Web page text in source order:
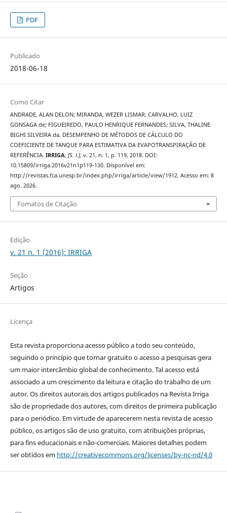
PDF
Publicado
2018-06-18
Como Citar
ANDRADE, ALAN DELON; MIRANDA, WEZER LISMAR; CARVALHO, LUIZ
GONSAGA de; FIGUEIREDO, PAULO HENRIQUE FERNANDES; SILVA, THALINE
BIGHI SILVEIRA da. DESEMPENHO DE MÉTODOS DE CÁLCULO DO
COEFICIENTE DE TANQUE PARA ESTIMATIVA DA EVAPOTRANSPIRAÇÃO DE
REFERÊNCIA. IRRIGA, [S. l.], v. 21, n. 1, p. 119, 2018. DOI:
10.15809/irriga.2016v21n1p119-130. Disponível em:
http://revistas.fca.unesp.br/index.php/irriga/article/view/1912. Acesso em: 8
ago. 2026.
Fomatos de Citação
Edição
v. 21 n. 1 (2016): IRRIGA
Seção
Artigos
Licença
Esta revista proporciona acesso público a todo seu conteúdo,
seguindo o princípio que tornar gratuito o acesso a pesquisas gera
um maior intercâmbio global de conhecimento. Tal acesso está
associado a um crescimento da leitura e citação do trabalho de um
autor. Os direitos autorais dos artigos publicados na Revista Irriga
são de propriedade dos autores, com direitos de primeira publicação
para o periódico. Em virtude de aparecerem nesta revista de acesso
público, os artigos são de uso gratuito, com atribuições próprias,
para fins educacionais e não-comerciais. Maiores detalhes podem
ser obtidos em http://creativecommons.org/licenses/by-nc-nd/4.0